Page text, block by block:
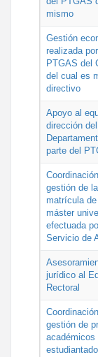
mismo
Gestión
realizada
PTGAS del
del cual es
directivo
Apoyo al
dirección del
parte del
gestión de la
matrícula
máster
efectuada
Servicio de
jurídico al
Rectoral
gestión de
académicos
estudiantado